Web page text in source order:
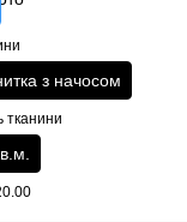
з начосом
тканини